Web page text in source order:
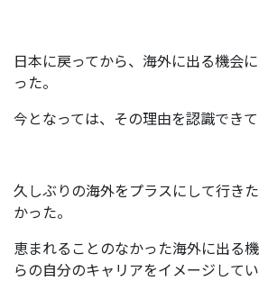
日本に戻ってから、海外に出る機会
った。
今となっては、その理由を認識できて
久しぶりの海外をプラスにして行き
かった。
恵まれることのなかった海外に出る
らの自分のキャリアをイメージしてい